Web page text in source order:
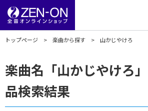
トップページ 楽曲から探す 山かじやけろ
楽曲名「山かじやけろ
品検索結果